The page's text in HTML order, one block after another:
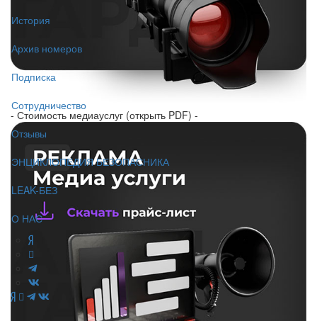
История
Архив номеров
Подписка
Сотрудничество
Отзывы
ЭНЦИКЛОПЕДИЯ БЕЗОПАСНИКА
LEAK-БЕЗ
О НАС
- Стоимость медиауслуг (открыть PDF) -